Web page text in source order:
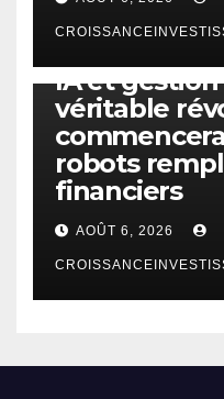
IA et gestion
véritable
robots
financiers
AOÛT 6, 2026